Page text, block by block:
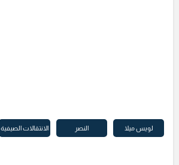
لويس ميلا النصر الانتقالات الصيفية